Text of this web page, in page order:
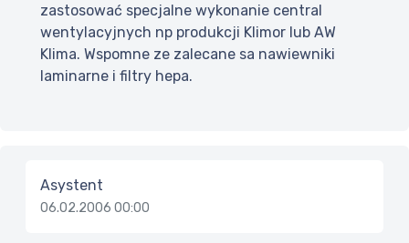
zastosować specjalne wykonanie central
wentylacyjnych np produkcji Klimor lub AW
Klima. Wspomne ze zalecane sa nawiewniki
laminarne i filtry hepa.
Asystent
06.02.2006 00:00